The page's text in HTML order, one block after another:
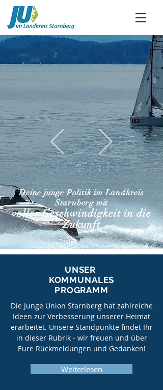
Deine junge Politik im Landkreis
Starnberg mit
voller Geschwindigkeit in die
Zukunft
UNSER
KOMMUNALES
PROGRAMM
Die Junge Union Starnberg hat zahlreiche
Ideen zur Verbesserung unserer Heimat
erarbeitet. Unsere Standpunkte findet Ihr
in dieser Rubrik - wir freuen und über
Eure Rückmeldungen und Gedanken!
Weiterlesen